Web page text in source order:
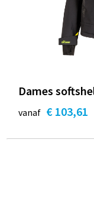
Dames
vanaf € 103,61